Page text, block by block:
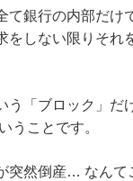
て銀行の内部だけ
をしない限りそれ
う「ブロック」だ
うことです。
突然倒産… なんて